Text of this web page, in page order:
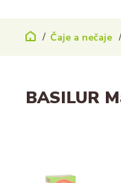
Čaje a nečaje
BASILUR